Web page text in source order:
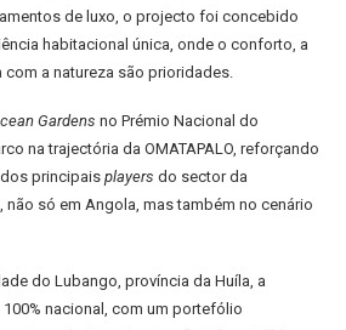
de luxo, o projecto foi concebido
habitacional única, onde o conforto, a
com a natureza são prioridades.
Gardens no Prémio Nacional do
na trajectória da OMATAPALO, reforçando
principais players do sector da
não só em Angola, mas também no cenário
do Lubango, província da Huíla, a
100% nacional, com um portefólio